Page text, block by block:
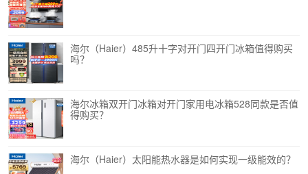
海尔（Haier）485升十字对开门四开门冰箱值得购买
吗？
海尔冰箱双开门冰箱对开门家用电冰箱528同款是否值
得购买？
海尔（Haier）太阳能热水器是如何实现一级能效的？